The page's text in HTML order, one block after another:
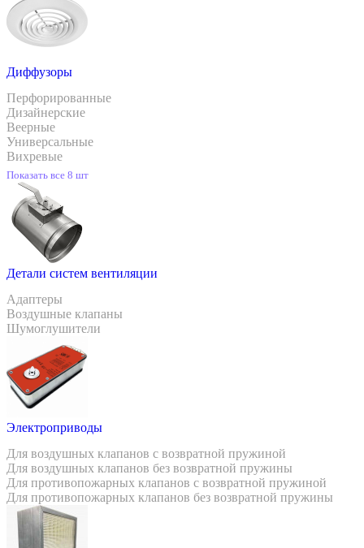
Диффузоры
Перфорированные
Дизайнерские
Веерные
Универсальные
Вихревые
Показать все 8 шт
Детали систем вентиляции
Адаптеры
Воздушные клапаны
Шумоглушители
Электроприводы
Для воздушных клапанов с возвратной пружиной
Для воздушных клапанов без возвратной пружины
Для противопожарных клапанов с возвратной пружиной
Для противопожарных клапанов без возвратной пружины